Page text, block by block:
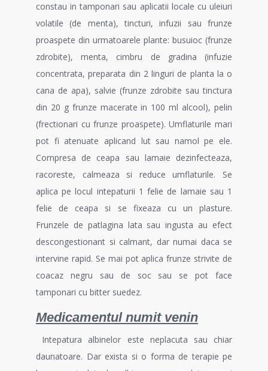
constau in tamponari sau aplicatii locale cu uleiuri
volatile (de menta), tincturi, infuzii sau frunze
proaspete din urmatoarele plante: busuioc (frunze
zdrobite), menta, cimbru de gradina (infuzie
concentrata, preparata din 2 linguri de planta la o
cana de apa), salvie (frunze zdrobite sau tinctura
din 20 g frunze macerate in 100 ml alcool), pelin
(frectionari cu frunze proaspete). Umflaturile mari
pot fi atenuate aplicand lut sau namol pe ele.
Compresa de ceapa sau lamaie dezinfecteaza,
racoreste, calmeaza si reduce umflaturile. Se
aplica pe locul intepaturii 1 felie de lamaie sau 1
felie de ceapa si se fixeaza cu un plasture.
Frunzele de patlagina lata sau ingusta au efect
descongestionant si calmant, dar numai daca se
intervine rapid. Se mai pot aplica frunze strivite de
coacaz negru sau de soc sau se pot face
tamponari cu bitter suedez.
Medicamentul numit venin
Intepatura albinelor este neplacuta sau chiar
daunatoare. Dar exista si o forma de terapie pe